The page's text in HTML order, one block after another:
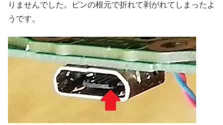
りませんでした。ピンの根元で折れて剥がれてしまったよ
うです。